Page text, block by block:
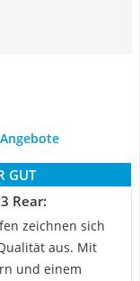
GUT
Rear:
zeichnen sich
aus. Mit
und einem